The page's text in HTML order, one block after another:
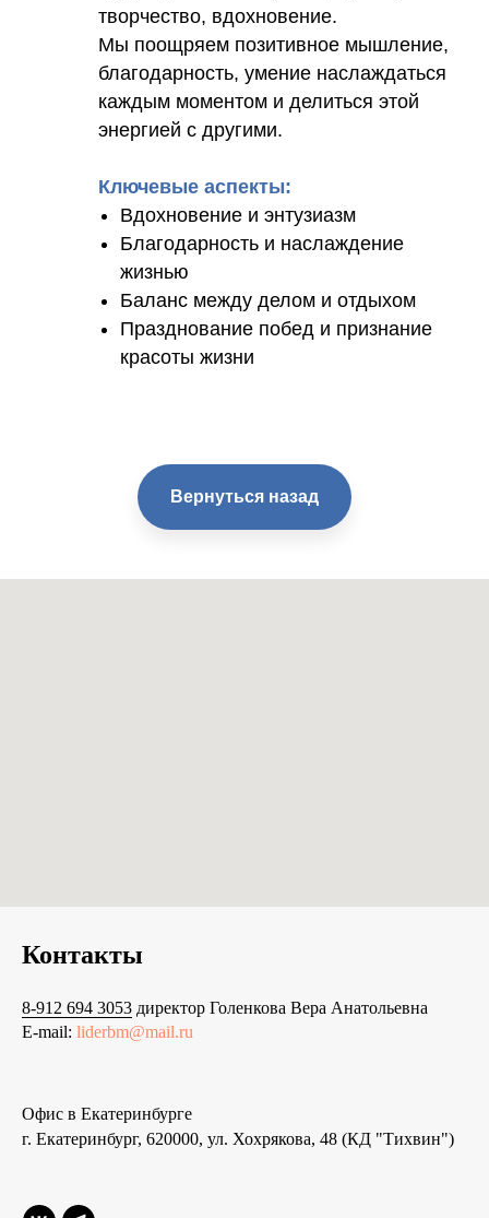
творчество, вдохновение.
Мы поощряем позитивное мышление,
благодарность, умение наслаждаться
каждым моментом и делиться этой
энергией с другими.
Ключевые аспекты:
Вдохновение и энтузиазм
Благодарность и наслаждение
жизнью
Баланс между делом и отдыхом
Празднование побед и признание
красоты жизни
Вернуться назад
Контакты
8-912 694 3053 директор Голенкова Вера Анатольевна
E-mail: liderbm@mail.ru
Офис в Екатеринбурге
г. Екатеринбург, 620000, ул. Хохрякова, 48 (КД "Тихвин")